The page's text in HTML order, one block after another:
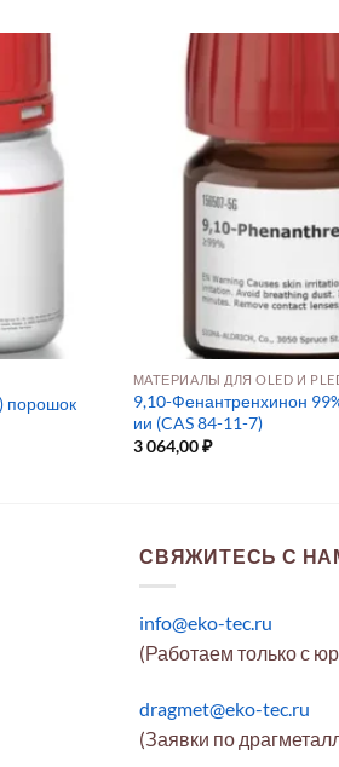
порошок
МАТЕРИАЛЫ ДЛЯ OLED И
9,10-Фенантренхинон
ии (CAS 84-11-7)
3 064,00₽
СВЯЖИТЕСЬ С
info@eko-tec.ru
(Работаем только с
dragmet@eko-tec.ru
(Заявки по